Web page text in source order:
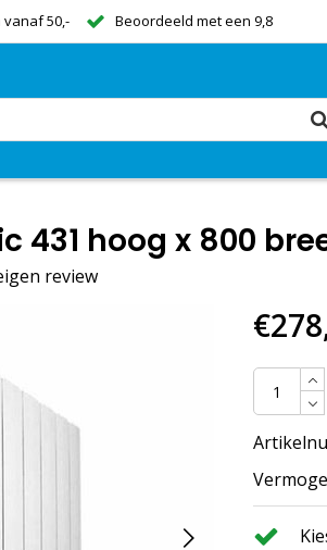
50,- Beoordeeld met een 9,8
431 hoog x 800
review